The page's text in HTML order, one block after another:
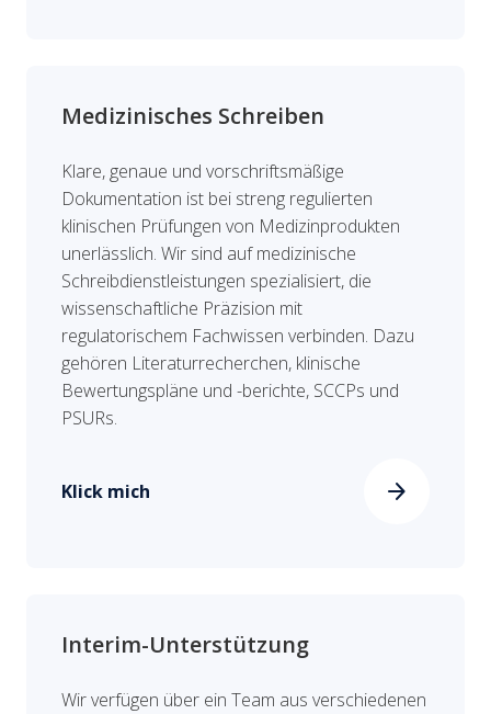
Medizinisches Schreiben
Klare, genaue und vorschriftsmäßige
Dokumentation ist bei streng regulierten
klinischen Prüfungen von Medizinprodukten
unerlässlich. Wir sind auf medizinische
Schreibdienstleistungen spezialisiert, die
wissenschaftliche Präzision mit
regulatorischem Fachwissen verbinden. Dazu
gehören Literaturrecherchen, klinische
Bewertungspläne und -berichte, SCCPs und
PSURs.
Klick mich arrow_forward
Interim-Unterstützung
Wir verfügen über ein Team aus verschiedenen